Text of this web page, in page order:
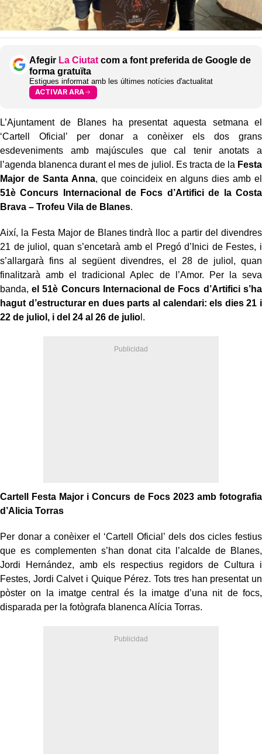
Afegir La Ciutat com a font preferida de Google de
forma gratuïta
Estigues informat amb les últimes notícies d'actualitat
ACTIVAR ARA
L’Ajuntament de Blanes ha presentat aquesta setmana el
‘Cartell Oficial’ per donar a conèixer els dos grans
esdeveniments amb majúscules que cal tenir anotats a
l’agenda blanenca durant el mes de juliol. Es tracta de la Festa
Major de Santa Anna, que coincideix en alguns dies amb el
51è Concurs Internacional de Focs d’Artifici de la Costa
Brava – Trofeu Vila de Blanes.
Així, la Festa Major de Blanes tindrà lloc a partir del divendres
21 de juliol, quan s’encetarà amb el Pregó d’Inici de Festes, i
s’allargarà fins al següent divendres, el 28 de juliol, quan
finalitzarà amb el tradicional Aplec de l’Amor. Per la seva
banda,el 51è Concurs Internacional de Focs d’Artifici s’ha
hagut d’estructurar en dues parts al calendari: els dies 21 i
22 de juliol, i del 24 al 26 de julio l.
Cartell Festa Major i Concurs de Focs 2023 amb fotografia
d’Alicia Torras
Per donar a conèixer el ‘Cartell Oficial’ dels dos cicles festius
que es complementen s’han donat cita l’alcalde de Blanes,
Jordi Hernández, amb els respectius regidors de Cultura i
Festes, Jordi Calvet i Quique Pérez. Tots tres han presentat un
pòster on la imatge central és la imatge d’una nit de focs,
disparada per la fotògrafa blanenca Alícia Torras.